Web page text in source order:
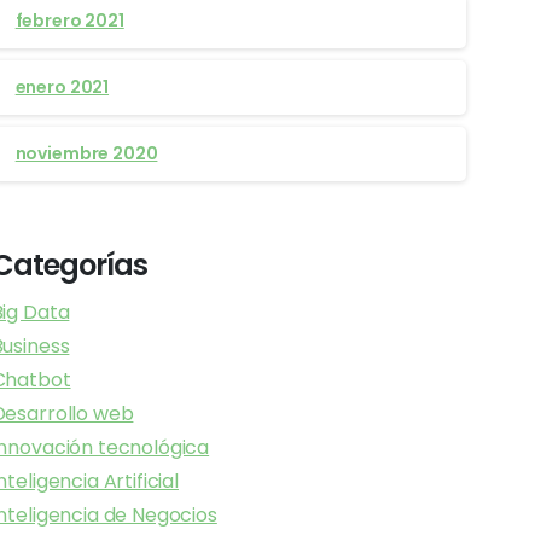
febrero 2021
enero 2021
noviembre 2020
Data
web
tecnológica
Artificial
de Negocios